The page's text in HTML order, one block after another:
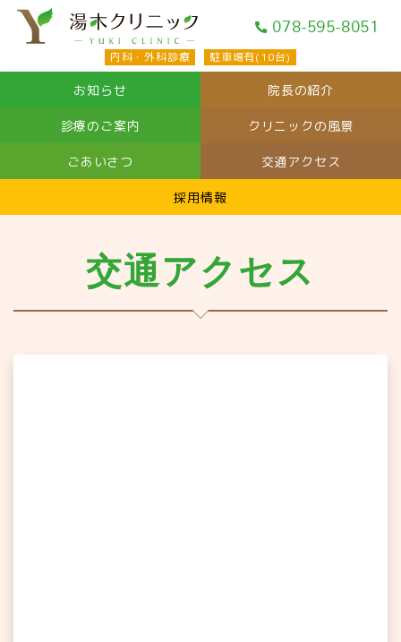
078-595-8051
内科・外科診療 駐車場有(10台)
お知らせ
診療のご案内
ごあいさつ
院長の紹介
クリニックの風景
交通アクセス
採用情報
交通アクセス